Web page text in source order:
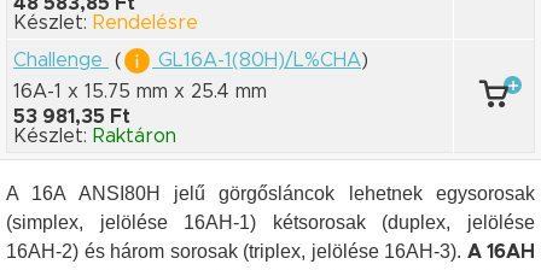
Készlet: Rendelésre
Challenge
( GL16A-1(80H)/L%CHA)
16A-1 x 15.75 mm x 25.4 mm
53 981,35 Ft
Készlet: Raktáron
A 16A ANSI80H jelű görgősláncok lehetnek egysorosak
(simplex, jelölése 16AH-1) kétsorosak (duplex, jelölése
16AH-2) és három sorosak (triplex, jelölése 16AH-3). A 16AH